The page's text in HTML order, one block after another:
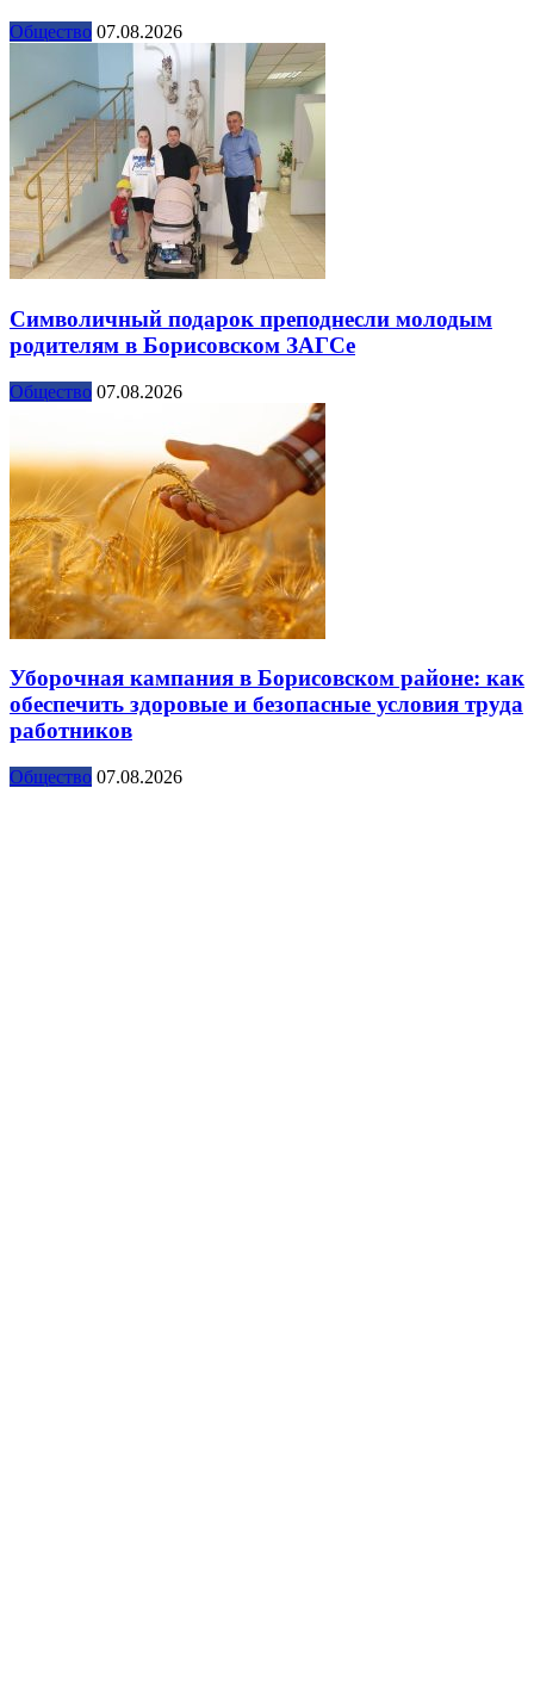
Общество 07.08.2026
Символичный подарок преподнесли молодым
родителям в Борисовском ЗАГСе
Общество 07.08.2026
Уборочная кампания в Борисовском районе: как
обеспечить здоровые и безопасные условия труда
работников
Общество 07.08.2026